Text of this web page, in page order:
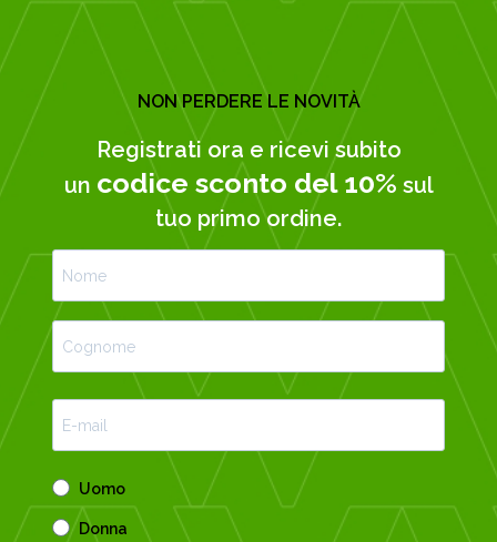
NON PERDERE LE NOVITÀ
Registrati ora e ricevi subito
un codice sconto del 10% sul
tuo primo ordine.
Uomo
Donna